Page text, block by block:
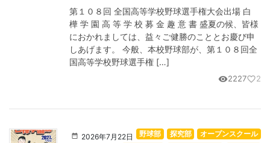
第１０８回 全国高等学校野球選手権大会出場 白
樺 学 園 高 等 学 校 募 金 趣 意 書 盛夏の候、皆様
におかれましては、益々ご健勝のこととお慶び申
しあげます。 今般、本校野球部が、第１０８回全
国高等学校野球選手権 […]
visibility2227favorite_border2
2026年7月22日 オープンスクール
探究部
野球部